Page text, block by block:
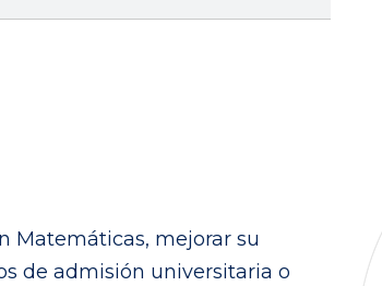
Matemáticas, mejorar su
de admisión universitaria o